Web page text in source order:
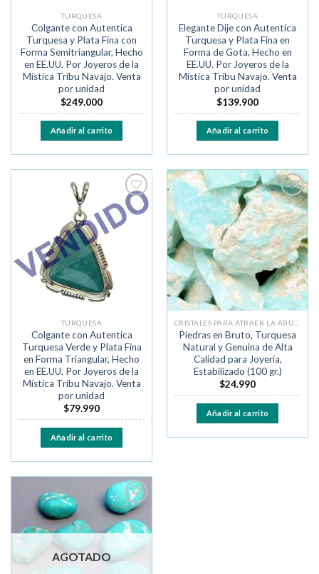
TURQUESA
Colgante con Autentica
Turquesa y Plata Fina con
Forma Semitriangular, Hecho
en EE.UU. Por Joyeros de la
Mística Tribu Navajo. Venta
por unidad
$249.000
Añadir al carrito
TURQUESA
Elegante Dije con Autentica
Turquesa y Plata Fina en
Forma de Gota, Hecho en
EE.UU. Por Joyeros de la
Mística Tribu Navajo. Venta
por unidad
$139.900
Añadir al carrito
Añadir
a la
lista de
TURQUESA
Colgante con Autentica
Turquesa Verde y Plata Fina
en Forma Triangular, Hecho
en EE.UU. Por Joyeros de la
Mística Tribu Navajo. Venta
por unidad
$79.990
Añadir al carrito
Añadir
a la
lista de
deseos
Piedras en Bruto, Turquesa
Natural y Genuina de Alta
Calidad para Joyería,
Estabilizado (100 gr.)
$24.990
Añadir al carrito
Añadir
a la
lista de
deseos
AGOTADO